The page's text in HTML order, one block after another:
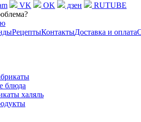
VK OK дзен
RUTUBE
РецептыКонтактыДоставка и оплата
блюда
халяль